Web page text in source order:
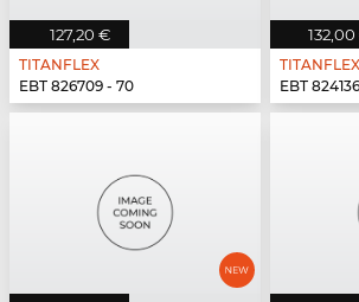
127,20 €
TITANFLEX
EBT 826709 - 70
TITANFLEX
EBT